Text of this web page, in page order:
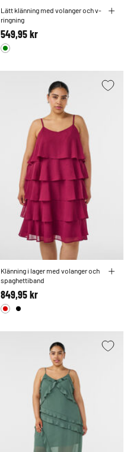
Lätt klänning med volanger och v-
ringning
549,95 kr
Klänning i lager med volanger och
spaghettiband
849,95 kr